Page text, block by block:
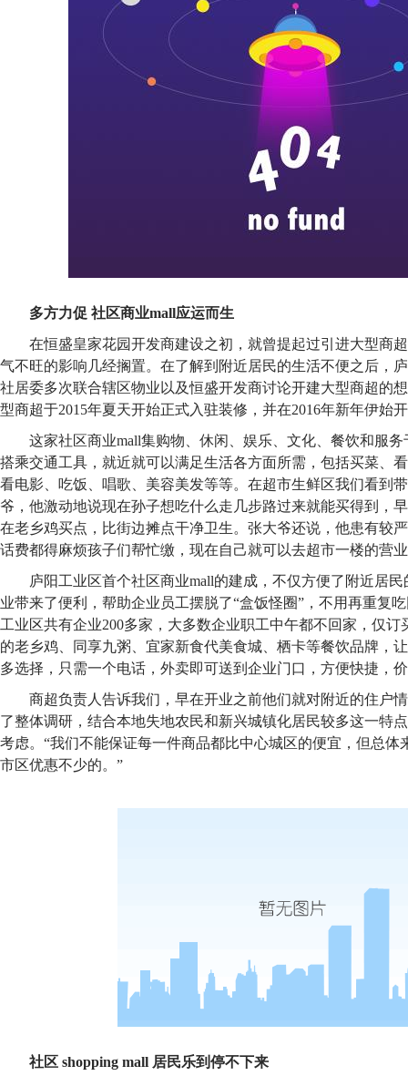
多方力促 社区商业mall应运而生
在恒盛皇家花园开发商建设之初，就曾提起过引进大型商
气不旺的影响几经搁置。在了解到附近居民的生活不便之后，
社居委多次联合辖区物业以及恒盛开发商讨论开建大型商超的
型商超于2015年夏天开始正式入驻装修，并在2016年新年伊始
这家社区商业mall集购物、休闲、娱乐、文化、餐饮和服
搭乘交通工具，就近就可以满足生活各方面所需，包括买菜、
看电影、吃饭、唱歌、美容美发等等。在超市生鲜区我们看到
爷，他激动地说现在孙子想吃什么走几步路过来就能买得到，
在老乡鸡买点，比街边摊点干净卫生。张大爷还说，他患有较
话费都得麻烦孩子们帮忙缴，现在自己就可以去超市一楼的营
庐阳工业区首个社区商业mall的建成，不仅方便了附近居
业带来了便利，帮助企业员工摆脱了“盒饭怪圈”，不用再重复
工业区共有企业200多家，大多数企业职工中午都不回家，仅
的老乡鸡、同享九粥、宜家新食代美食城、栖卡等餐饮品牌，
多选择，只需一个电话，外卖即可送到企业门口，方便快捷，
商超负责人告诉我们，早在开业之前他们就对附近的住户
了整体调研，结合本地失地农民和新兴城镇化居民较多这一特
考虑。“我们不能保证每一件商品都比中心城区的便宜，但总体
市区优惠不少的。”
社区 shopping mall 居民乐到停不下来